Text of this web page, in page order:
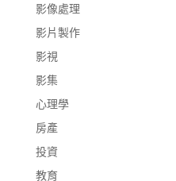
影像處理
影片製作
影視
影集
心理學
房產
投資
教育